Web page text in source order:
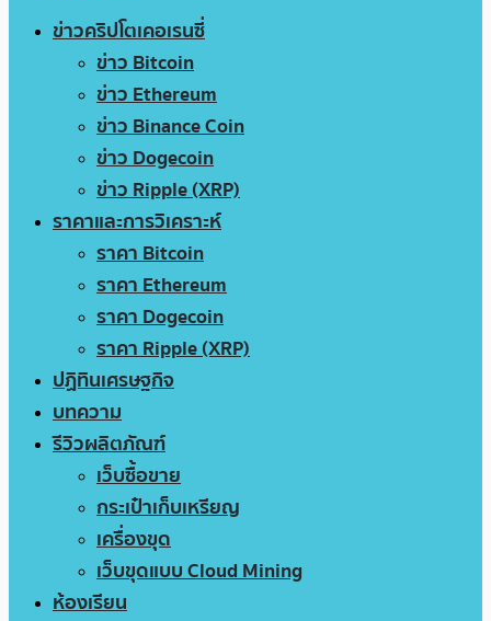
ข่าวคริปโตเคอเรนซี่
ข่าว Bitcoin
ข่าว Ethereum
ข่าว Binance Coin
ข่าว Dogecoin
ข่าว Ripple (XRP)
ราคาและการวิเคราะห์
ราคา Bitcoin
ราคา Ethereum
ราคา Dogecoin
ราคา Ripple (XRP)
ปฏิทินเศรษฐกิจ
บทความ
รีวิวผลิตภัณฑ์
เว็บซื้อขาย
กระเป๋าเก็บเหรียญ
เครื่องขุด
เว็บขุดแบบ Cloud Mining
ห้องเรียน